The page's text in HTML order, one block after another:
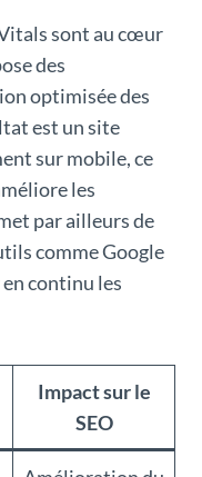
sont au cœur
des
optimisée des
est un site
sur mobile, ce
les
par ailleurs de
comme Google
continu les
Impact sur le
SEO